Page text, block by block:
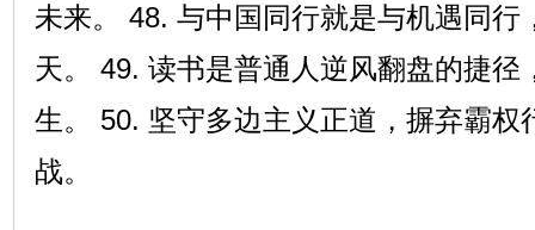
未来。 48. 与中国同行就是与机遇同行
天。 49. 读书是普通人逆风翻盘的捷径
生。 50. 坚守多边主义正道，摒弃霸权
战。